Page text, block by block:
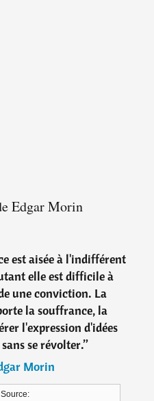
Edgar Morin
est aisée à l'indifférent
elle est difficile à
une conviction. La
la souffrance, la
l'expression d'idées
se révolter.”
Morin
Source: